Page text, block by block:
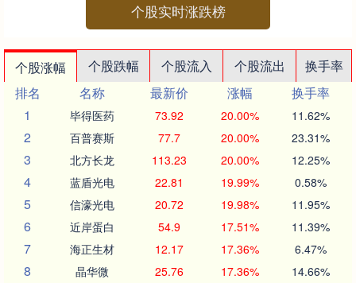
个股实时涨跌榜
个股涨幅 个股跌幅 个股流入 个股流出
换手率
排名
名称 最新价 涨幅
换手率
1
毕得医药 73.92 20.00% 11.62%
2 百普赛斯 77.7 20.00% 23.31%
3 北方长龙 113.23 20.00% 12.25%
4 蓝盾光电 22.81 19.99% 0.58%
5 信濠光电 20.72 19.98% 11.95%
6 近岸蛋白 54.9 17.51% 11.39%
7 海正生材 12.17 17.36% 6.47%
8 晶华微 25.76 17.36% 14.66%